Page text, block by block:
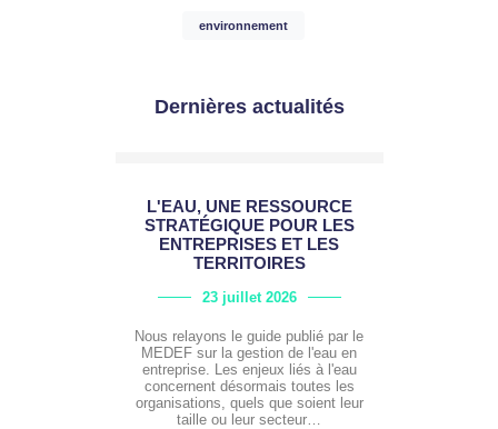
environnement
Dernières actualités
L'EAU, UNE RESSOURCE
STRATÉGIQUE POUR LES
ENTREPRISES ET LES
TERRITOIRES
23 juillet 2026
Nous relayons le guide publié par le
MEDEF sur la gestion de l'eau en
entreprise. Les enjeux liés à l'eau
concernent désormais toutes les
organisations, quels que soient leur
taille ou leur secteur…